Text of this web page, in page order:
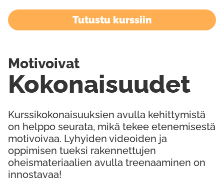
Tutustu kurssiin
Kurssikokonaisuuksien avulla kehittymistä
on helppo seurata, mikä tekee etenemisestä
motivoivaa. Lyhyiden videoiden ja
oppimisen tueksi rakennettujen
oheismateriaalien avulla treenaaminen on
innostavaa!
Kokonaisuudet
Motivoivat